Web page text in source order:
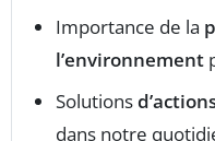
Importance de la
l’environnement
Solutions
dans notre